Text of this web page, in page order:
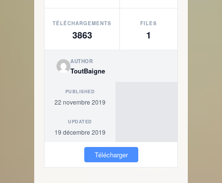
TÉLÉCHARGEMENTS
3863
FILES
1
AUTHOR
ToutBaigne
PUBLISHED
22 novembre 2019
UPDATED
19 décembre 2019
Télécharger